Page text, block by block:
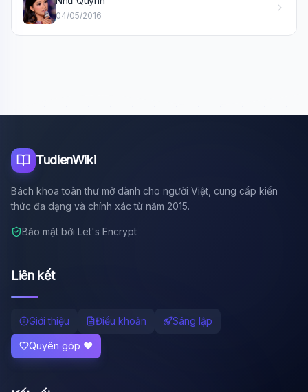
04/05/2016
TudienWiki
Bách khoa toàn thư mở dành cho người Việt, cung cấp kiến
thức đa dạng và chính xác từ năm 2015.
Bảo mật bởi Let's Encrypt
Liên kết
Giới thiệu Điều khoản Sáng lập
Quyên góp ❤️